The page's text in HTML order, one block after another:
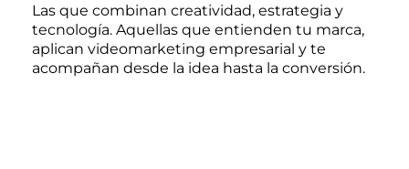
Las que combinan creatividad, estrategia y
tecnología. Aquellas que entienden tu marca,
aplican videomarketing empresarial y te
acompañan desde la idea hasta la conversión.